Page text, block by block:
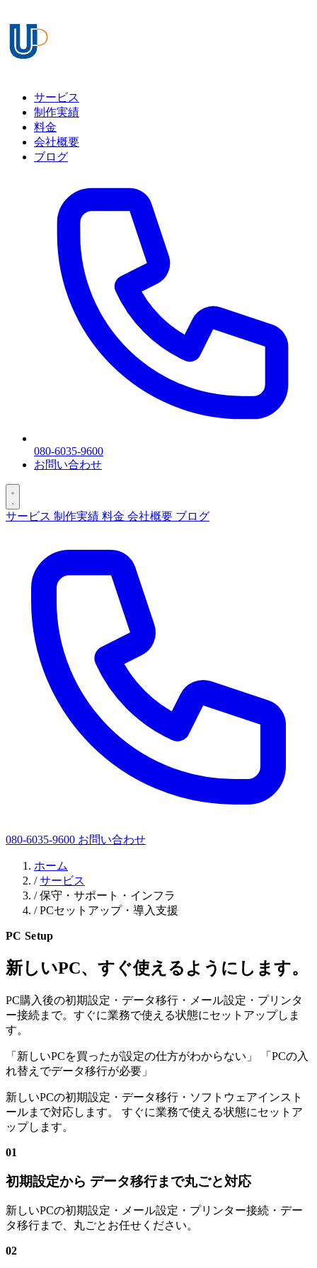
サービス
制作実績
料金
会社概要
ブログ
080-6035-9600
お問い合わせ
サービス 制作実績 料金 会社概要 ブログ
080-6035-9600 お問い合わせ
ホーム
/ サービス
/ 保守・サポート・インフラ
/ PCセットアップ・導入支援
PC Setup
新しいPC、すぐ使えるようにします。
PC購入後の初期設定・データ移行・メール設定・プリンタ
ー接続まで。すぐに業務で使える状態にセットアップしま
す。
「新しいPCを買ったが設定の仕方がわからない」
「PCの入
れ替えでデータ移行が必要」
新しいPCの初期設定・データ移行・ソフトウェアインスト
ールまで対応します。 すぐに業務で使える状態にセットア
ップします。
01
初期設定から データ移行まで丸ごと対応
新しいPCの初期設定・メール設定・プリンター接続・デー
タ移行まで、丸ごとお任せください。
02